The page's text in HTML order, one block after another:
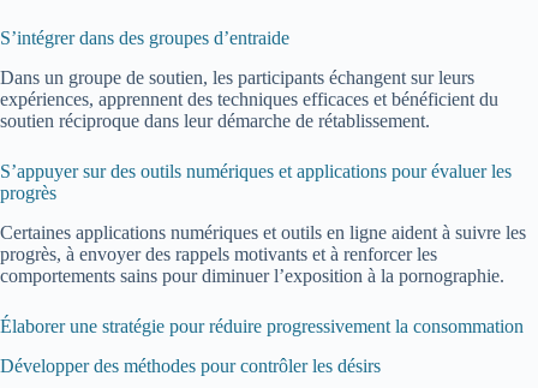
S’intégrer dans des groupes d’entraide
Dans un groupe de soutien, les participants échangent sur leurs
expériences, apprennent des techniques efficaces et bénéficient du
soutien réciproque dans leur démarche de rétablissement.
S’appuyer sur des outils numériques et applications pour évaluer les
progrès
Certaines applications numériques et outils en ligne aident à suivre les
progrès, à envoyer des rappels motivants et à renforcer les
comportements sains pour diminuer l’exposition à la pornographie.
Élaborer une stratégie pour réduire progressivement la consommation
Développer des méthodes pour contrôler les désirs